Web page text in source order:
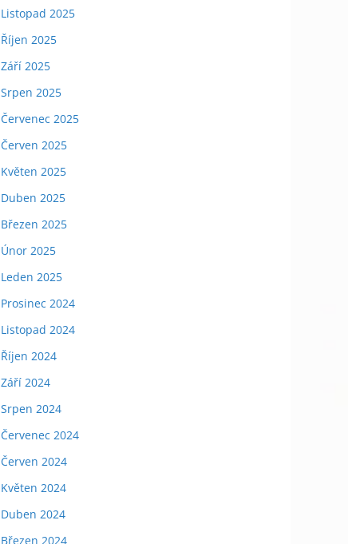
Listopad 2025
Říjen 2025
Září 2025
Srpen 2025
Červenec 2025
Červen 2025
Květen 2025
Duben 2025
Březen 2025
Únor 2025
Leden 2025
Prosinec 2024
Listopad 2024
Říjen 2024
Září 2024
Srpen 2024
Červenec 2024
Červen 2024
Květen 2024
Duben 2024
Březen 2024